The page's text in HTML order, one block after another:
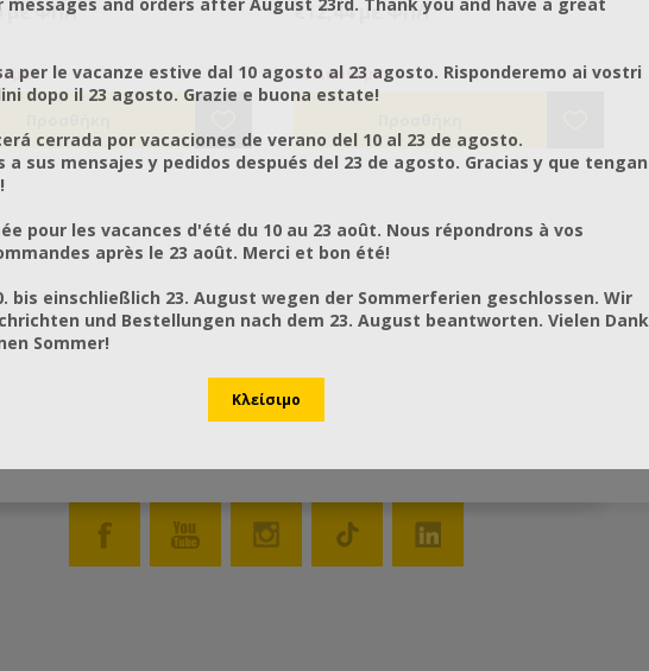
Κατασκευασμένα με
αμέσως τη θερμοκρασία
κατά την καύση του ξύλου.
ANEL πρέπει να
τουλάχιστον 8 ψηφία
αριθμοί/κενά). Η
έως και 12 ή 14 ψηφία
το μοντέλο. Διαθέτουμε
και η δυνατότητα δημιουργίας
ψηφίων, κατά παραγγελία,
σχήματος και
ψηφία είναι τα εξής: A B C D E
J K L M N O P Q R S T U V W X Y
με ΦΠΑ €12,44 με ΦΠΑ
Σε Απόθεμα
per le vacanze estive dal 10 agosto al 23 agosto. Risponderemo ai vostri
dopo il 23 agosto. Grazie e buona estate!
cerrada por vacaciones de verano del 10 al 23 de agosto.
a sus mensajes y pedidos después del 23 de agosto. Gracias y que tengan
pour les vacances d'été du 10 au 23 août. Nous répondrons à vos
après le 23 août. Merci et bon été!
bis einschließlich 23. August wegen der Sommerferien geschlossen. Wir
und Bestellungen nach dem 23. August beantworten. Vielen Dank
Sommer!